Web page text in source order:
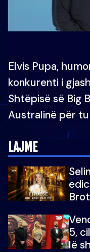
Elvis Pupa,
konkurenti i
Shtëpisë së Big
Australinë për
LAJME
5,
lë